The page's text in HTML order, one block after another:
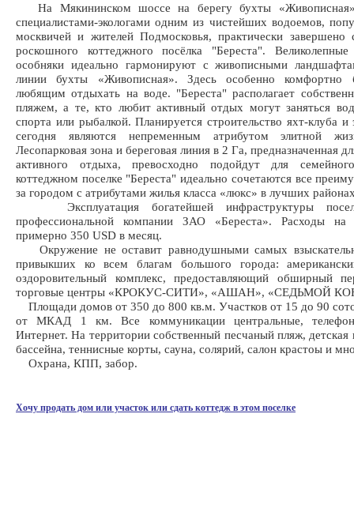
На Мякининском шоссе на берегу бухты
специалистами-экологами одним из чистейших водоемов,
москвичей и жителей Подмосковья, практически завершено
роскошного коттеджного посёлка "Береста".
особняки идеально гармонируют с живописными
линии бухты «Живописная». Здесь особенно комфортно
любящим отдыхать на воде. "Береста" располагает
пляжем, а те, кто любит активный отдых могут заняться
спорта или рыбалкой. Планируется строительство яхт-клуба и
сегодня являются непременным атрибутом элитной
Лесопарковая зона и береговая линия в 2 Га, предназначенная
активного отдыха, превосходно подойдут для
коттеджном поселке "Береста" идеально сочетаются все
за городом с атрибутами жилья класса «люкс» в лучших
Эксплуатация богатейшей инфраструктуры
профессиональной компании ЗАО «Береста». Расходы на
примерно 350 USD в месяц.
Окружение не оставит равнодушными самых
привыкших ко всем благам большого города:
оздоровительный комплекс, предоставляющий обширный
торговые центры «КРОКУС-СИТИ», «АШАН», «СЕДЬМОЙ
Площади домов от 350 до 800 кв.м. Участков от 15 до 90
от МКАД 1 км. Все коммуникации центральные,
Интернет. На территории собственный песчаный пляж, детская
бассейна, теннисные корты, сауна, солярий, салон крастоы и
Охрана, КПП, забор.
Хочу продать дом или участок или сдать коттедж в этом поселке